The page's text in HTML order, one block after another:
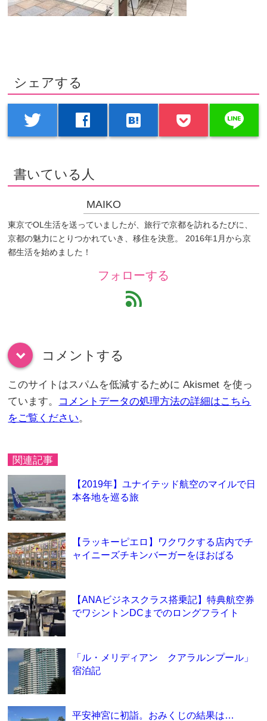
シェアする
twitter facebook hatenabookmark line
書いている人
MAIKO
東京でOL生活を送っていましたが、旅行で京都を訪れるたびに、
京都の魅力にとりつかれていき、移住を決意。 2016年1月から京
都生活を始めました！
フォローする
feed
down コメントする
このサイトはスパムを低減するために Akismet を使っ
ています。 コメントデータの処理方法の詳細はこちら
をご覧ください。
関連記事
【2019年】ユナイテッド航空のマイルで日
本各地を巡る旅
【ラッキーピエロ】ワクワクする店内でチ
ャイニーズチキンバーガーをほおばる
【ANAビジネスクラス搭乗記】特典航空券
でワシントンDCまでのロングフライト
「ル・メリディアン クアラルンプール」
宿泊記
平安神宮に初詣。おみくじの結果は…